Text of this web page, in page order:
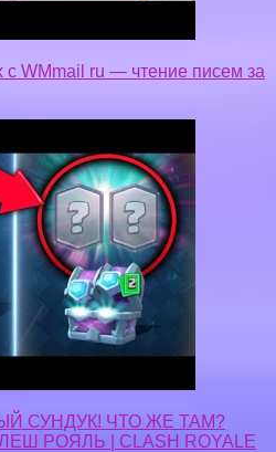
с WMmail ru — чтение писем за
СУНДУК! ЧТО ЖЕ ТАМ?
РОЯЛЬ | CLASH ROYALE